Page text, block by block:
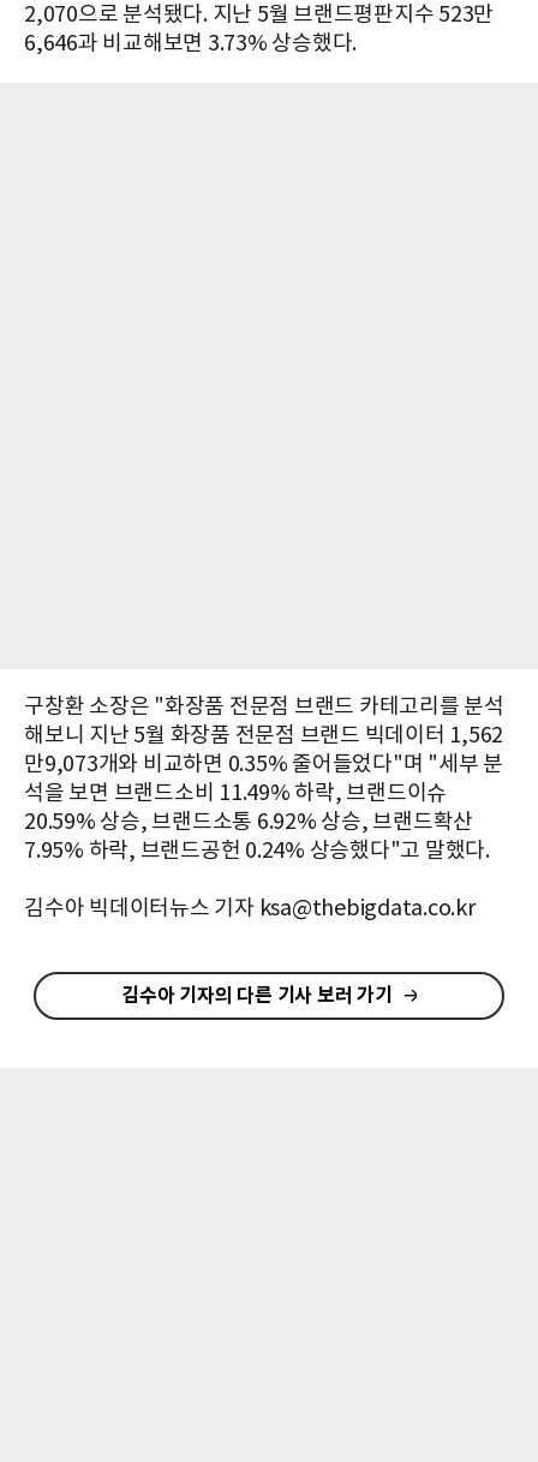
2,070으로 분석됐다. 지난 5월 브랜드평판지수 523만
6,646과 비교해보면 3.73% 상승했다.​
​구창환 소장은 "화장품 전문점 브랜드 카테고리를 분석
해보니 지난 5월 화장품 전문점 브랜드 빅데이터 1,562
만9,073개와 비교하면 0.35% 줄어들었다"며 "세부 분
석을 보면 브랜드소비 11.49% 하락, 브랜드이슈
20.59% 상승, 브랜드소통 6.92% 상승, 브랜드확산
7.95% 하락, 브랜드공헌 0.24% 상승했다"고 말했다.
김수아 빅데이터뉴스 기자 ksa@thebigdata.co.kr
김수아 기자의 다른 기사 보러 가기